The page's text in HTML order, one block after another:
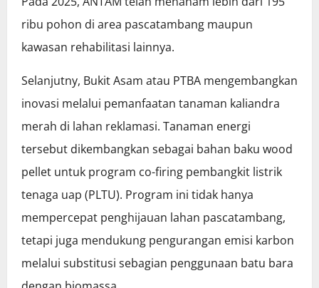
ribu pohon di area pascatambang maupun
kawasan rehabilitasi lainnya.
Selanjutny, Bukit Asam atau PTBA mengembangkan
inovasi melalui pemanfaatan tanaman kaliandra
merah di lahan reklamasi. Tanaman energi
tersebut dikembangkan sebagai bahan baku wood
pellet untuk program co-firing pembangkit listrik
tenaga uap (PLTU). Program ini tidak hanya
mempercepat penghijauan lahan pascatambang,
tetapi juga mendukung pengurangan emisi karbon
melalui substitusi sebagian penggunaan batu bara